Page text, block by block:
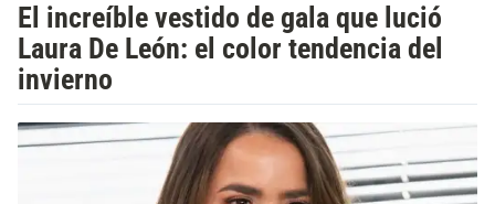
El increíble vestido de gala que lució
Laura De León: el color tendencia del
invierno